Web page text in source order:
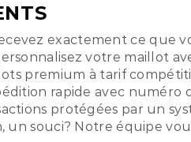
exactement ce que
votre maillot
premium à tarif
rapide avec numéro
protégées par un
un souci? Notre équipe